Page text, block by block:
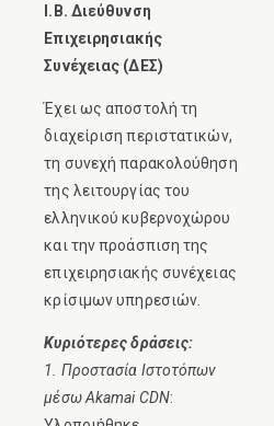
I.B. Διεύθυνση
Επιχειρησιακής
Συνέχειας (ΔΕΣ)
Έχει ως αποστολή τη
διαχείριση περιστατικών,
τη συνεχή παρακολούθηση
της λειτουργίας του
ελληνικού κυβερνοχώρου
και την προάσπιση της
επιχειρησιακής συνέχειας
κρίσιμων υπηρεσιών.
Κυριότερες δράσεις:
1. Προστασία Ιστοτόπων
μέσω Akamai CDN: